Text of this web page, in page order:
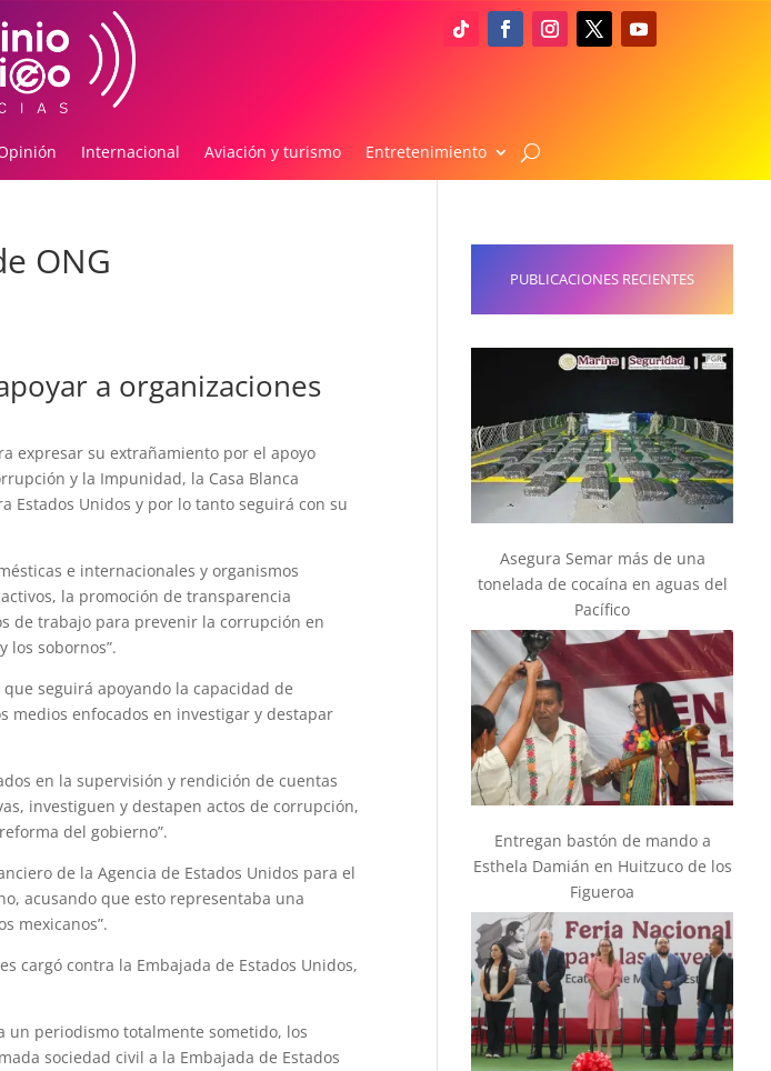
Internacional Aviación y turismo Entretenimiento
ONG
a organizaciones
expresar su extrañamiento por el apoyo
y la Impunidad, la Casa Blanca
Estados Unidos y por lo tanto seguirá con su
e internacionales y organismos
la promoción de transparencia
de trabajo para prevenir la corrupción en
los sobornos”.
seguirá apoyando la capacidad de
medios enfocados en investigar y destapar
en la supervisión y rendición de cuentas
investiguen y destapen actos de corrupción,
del gobierno”.
de la Agencia de Estados Unidos para el
acusando que esto representaba una
mexicanos”.
cargó contra la Embajada de Estados Unidos,
un periodismo totalmente sometido, los
sociedad civil a la Embajada de Estados
PUBLICACIONES RECIENTES
Asegura Semar más de una
tonelada de cocaína en aguas del
Pacífico
Entregan bastón de mando a
Esthela Damián en Huitzuco de los
Figueroa